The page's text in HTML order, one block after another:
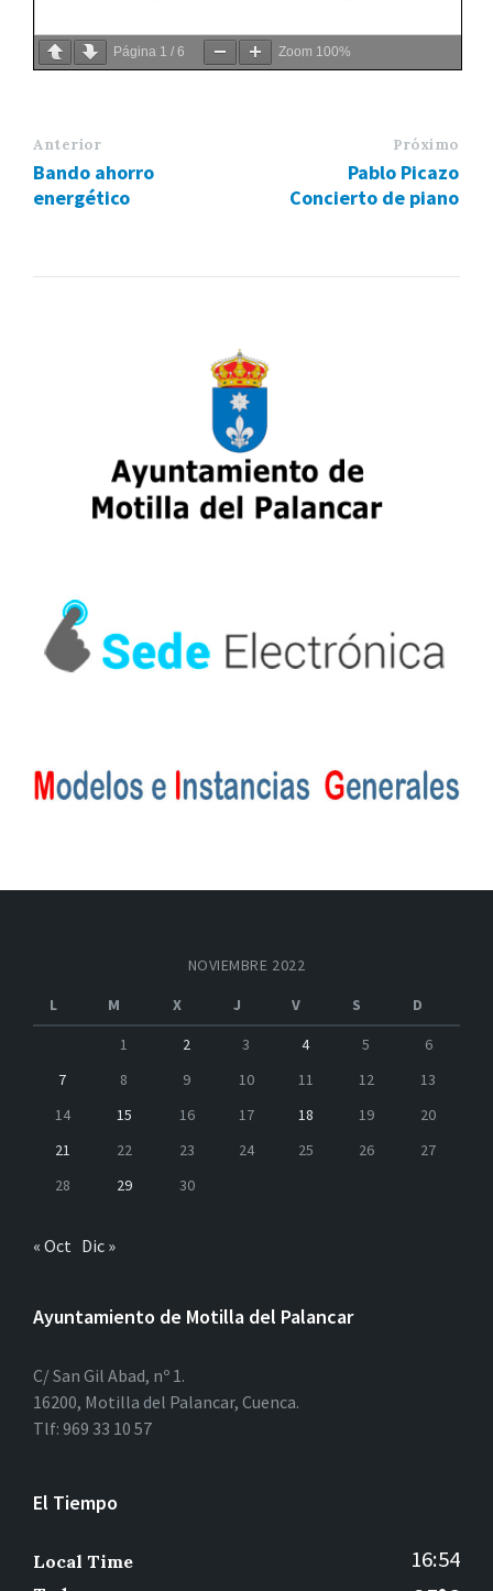
Página 1 / 6 Zoom 100%
Anterior
Bando ahorro
energético
Próximo
Pablo Picazo
Concierto de piano
NOVIEMBRE 2022
L
M X J V S
D
1
2 3 4 5
6
7
8 9 10 11 12
13
14
15 16 17 18 19
20
21
22 23 24 25 26
27
28
29 30
« Oct Dic »
Ayuntamiento de Motilla del Palancar
C/ San Gil Abad, nº 1.
16200, Motilla del Palancar, Cuenca.
Tlf: 969 33 10 57
El Tiempo
Local Time 16:54